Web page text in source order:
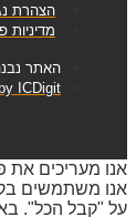
הצהרת
מדיניות
האתר
ICDigit
אנו מעריכים את